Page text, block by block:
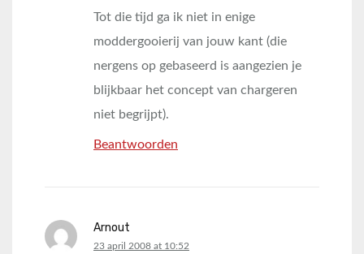
Tot die tijd ga ik niet in enige
moddergooierij van jouw kant (die
nergens op gebaseerd is aangezien je
blijkbaar het concept van chargeren
niet begrijpt).
Beantwoorden
Arnout
says:
23 april 2008 at 10:52